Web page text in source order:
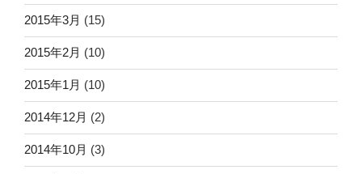
2015年3月 (15)
2015年2月 (10)
2015年1月 (10)
2014年12月 (2)
2014年10月 (3)